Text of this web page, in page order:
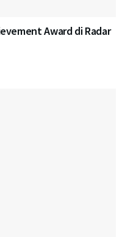
Award di Radar